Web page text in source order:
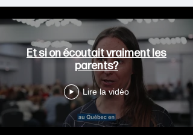
Et si on écoutait vraiment les
parents?
Lire la vidéo